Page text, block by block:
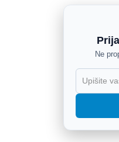
Ne